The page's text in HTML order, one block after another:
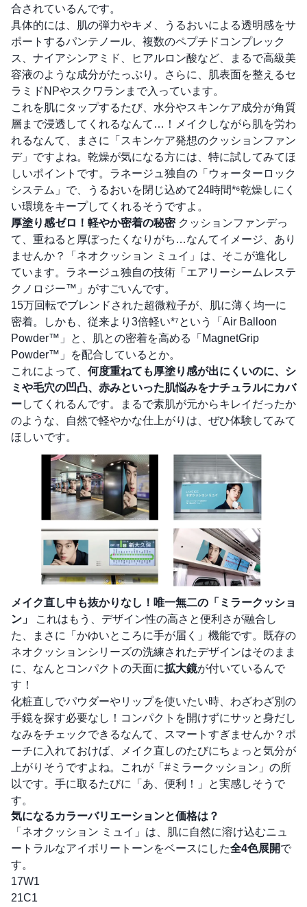
合されているんです。
具体的には、肌の弾力やキメ、うるおいによる透明感をサ
ポートするパンテノール、複数のペプチドコンプレック
ス、ナイアシンアミド、ヒアルロン酸など、まるで高級美
容液のような成分がたっぷり。さらに、肌表面を整えるセ
ラミドNPやスクワランまで入っています。
これを肌にタップするたび、水分やスキンケア成分が角質
層まで浸透してくれるなんて…！メイクしながら肌を労わ
れるなんて、まさに「スキンケア発想のクッションファン
デ」ですよね。乾燥が気になる方には、特に試してみてほ
しいポイントです。ラネージュ独自の「ウォーターロック
システム」で、うるおいを閉じ込めて24時間*⁶乾燥しにく
い環境をキープしてくれるそうですよ。
厚塗り感ゼロ！軽やか密着の秘密クッションファンデっ
て、重ねると厚ぼったくなりがち…なんてイメージ、あり
ませんか？「ネオクッション ミュイ」は、そこが進化し
ています。ラネージュ独自の技術「エアリーシームレステ
クノロジー™」がすごいんです。
15万回転でブレンドされた超微粒子が、肌に薄く均一に
密着。しかも、従来より3倍軽い*⁷という「Air Balloon
Powder™」と、肌との密着を高める「MagnetGrip
Powder™」を配合しているとか。
これによって、 何度重ねても厚塗り感が出にくいのに、シ
ミや毛穴の凹凸、赤みといった肌悩みをナチュラルにカバ
ーしてくれるんです。まるで素肌が元からキレイだったか
のような、自然で軽やかな仕上がりは、ぜひ体験してみて
ほしいです。
メイク直し中も抜かりなし！唯一無二の「ミラークッショ
ン」
これはもう、デザイン性の高さと便利さが融合し
た、まさに「かゆいところに手が届く」機能です。既存の
ネオクッションシリーズの洗練されたデザインはそのまま
に、なんとコンパクトの天面に拡大鏡が付いているんで
す！
化粧直しでパウダーやリップを使いたい時、わざわざ別の
手鏡を探す必要なし！コンパクトを開けずにサッと身だし
なみをチェックできるなんて、スマートすぎませんか？ポ
ーチに入れておけば、メイク直しのたびにちょっと気分が
上がりそうですよね。これが「#ミラークッション」の所
以です。手に取るたびに「あ、便利！」と実感しそうで
す。
気になるカラーバリエーションと価格は？
「ネオクッション ミュイ」は、肌に自然に溶け込むニュ
ートラルなアイボリートーンをベースにした全4色展開で
す。
17W1
21C1